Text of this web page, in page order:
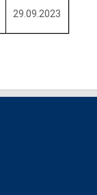
29.09.2023